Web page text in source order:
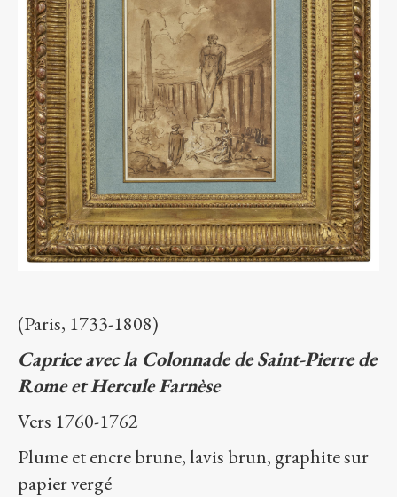
(Paris, 1733-1808)
Caprice avec la Colonnade de Saint-Pierre de
Rome et Hercule Farnèse
Vers 1760-1762
Plume et encre brune, lavis brun, graphite sur
papier vergé